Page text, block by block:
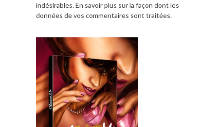
indésirables.En savoir plus sur la façon dont les
données de vos commentaires sont traitées.